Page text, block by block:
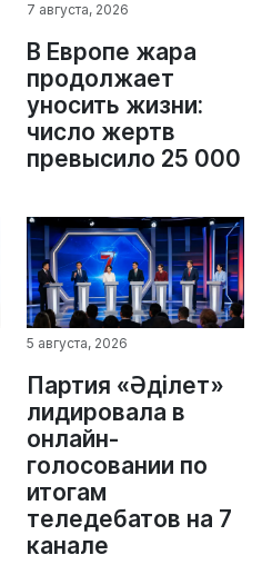
7 августа, 2026
В Европе жара
продолжает
уносить жизни:
число жертв
превысило 25 000
5 августа, 2026
Партия «Әділет»
лидировала в
онлайн-
голосовании по
итогам
теледебатов на 7
канале